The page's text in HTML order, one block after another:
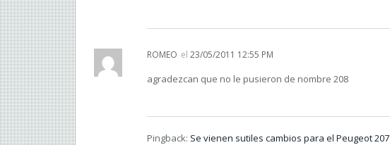
ROMEO el 23/05/2011 12:55 PM
agradezcan que no le pusieron de nombre 208
Pingback: Se vienen sutiles cambios para el Peugeot